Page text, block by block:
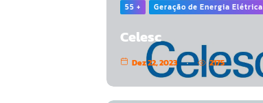
55 + Geração de Energia Elétrica
Celesc
Dez 22, 2023 2175